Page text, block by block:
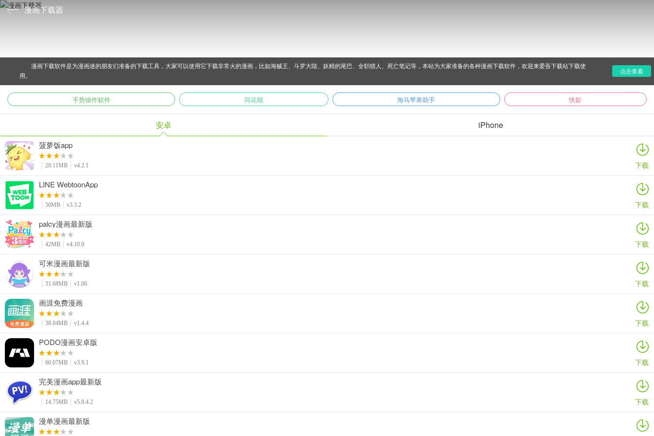
漫画下载器
漫画下载软件是为漫画迷的朋友们准备的下载工具，大家可以使用它下载非常火的漫画，比如海贼王、斗罗大陆、妖精的尾巴、全职猎人、死亡笔记等，本站为大家准备的各种漫画下载软件，欢迎来爱吾下载站下载使
用。
点击查看
手势操作软件 同花顺 海马苹果助手 快影
安卓 iPhone
菠萝饭app
20.11MB v4.2.1 下载
LINE WebtoonApp
50MB v3.3.2 下载
palcy漫画最新版
42MB v4.10.0 下载
可米漫画最新版
31.68MB v1.06 下载
画涯免费漫画
38.04MB v1.4.4 下载
PODO漫画安卓版
60.07MB v3.9.1 下载
完美漫画app最新版
14.75MB v5.0.4.2 下载
漫单漫画最新版